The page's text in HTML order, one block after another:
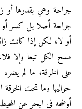
جراحة وهي بقدرها أو
جراحة أصلا بل كسر أو
أو لا، لكن إذا كانت
مسح الكل تبعا وإلا
على الخرقة، ما لم
حواليها وما تحت الخرقة
أوضحه في البحر عن المحيط